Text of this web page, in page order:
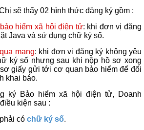
sẽ thấy 02 hình thức đăng ký gồm :
hiểm xã hội điện tử: khi đơn vị đăng
Java và sử dụng chữ ký số.
mạng: khi đơn vị đăng ký không yêu
ký số nhưng sau khi nộp hồ sơ xong
giấy gửi tới cơ quan bảo hiểm để đối
khai báo.
ký Bảo hiểm xã hội điện tử, Doanh
kiện sau :
có chữ ký số.